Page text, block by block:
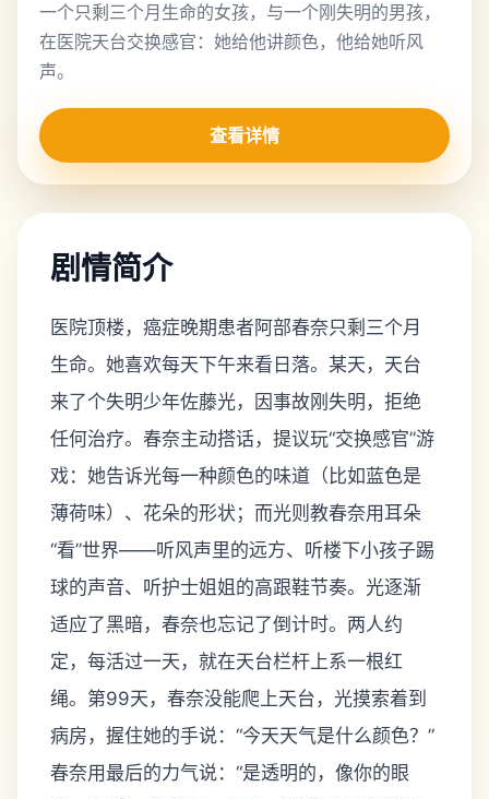
一个只剩三个月生命的女孩，与一个刚失明的男孩，
在医院天台交换感官：她给他讲颜色，他给她听风
声。
查看详情
剧情简介
医院顶楼，癌症晚期患者阿部春奈只剩三个月
生命。她喜欢每天下午来看日落。某天，天台
来了个失明少年佐藤光，因事故刚失明，拒绝
任何治疗。春奈主动搭话，提议玩“交换感官”游
戏：她告诉光每一种颜色的味道（比如蓝色是
薄荷味）、花朵的形状；而光则教春奈用耳朵
“看”世界——听风声里的远方、听楼下小孩子踢
球的声音、听护士姐姐的高跟鞋节奏。光逐渐
适应了黑暗，春奈也忘记了倒计时。两人约
定，每活过一天，就在天台栏杆上系一根红
绳。第99天，春奈没能爬上天台，光摸索着到
病房，握住她的手说：“今天天气是什么颜色？”
春奈用最后的力气说：“是透明的，像你的眼